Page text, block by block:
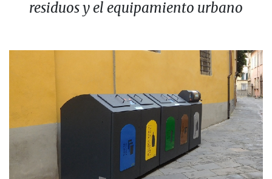
residuos y el equipamiento urbano